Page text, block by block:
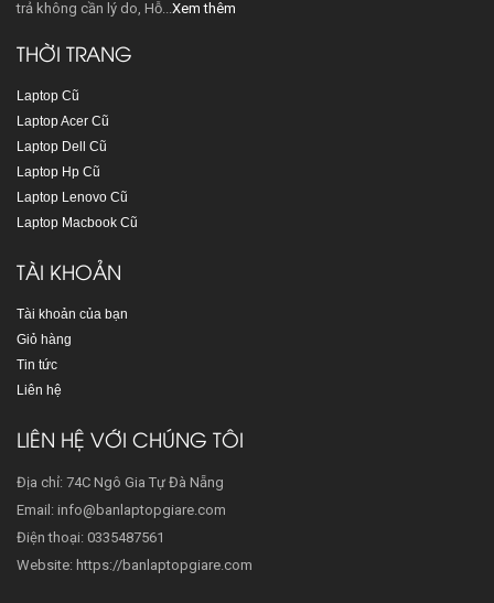
trả không cần lý do, Hỗ...Xem thêm
THỜI TRANG
Laptop Cũ
Laptop Acer Cũ
Laptop Dell Cũ
Laptop Hp Cũ
Laptop Lenovo Cũ
Laptop Macbook Cũ
TÀI KHOẢN
Tài khoản của bạn
Giỏ hàng
Tin tức
Liên hệ
LIÊN HỆ VỚI CHÚNG TÔI
Địa chỉ: 74C Ngô Gia Tự Đà Nẵng
Email: info@banlaptopgiare.com
Điện thoại: 0335487561
Website: https://banlaptopgiare.com